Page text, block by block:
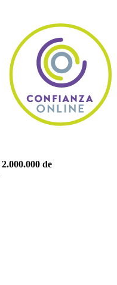
2.000.000 de